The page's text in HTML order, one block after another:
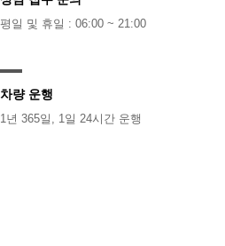
평일 및 휴일 : 06:00 ~ 21:00
차량 운행
1년 365일, 1일 24시간 운행